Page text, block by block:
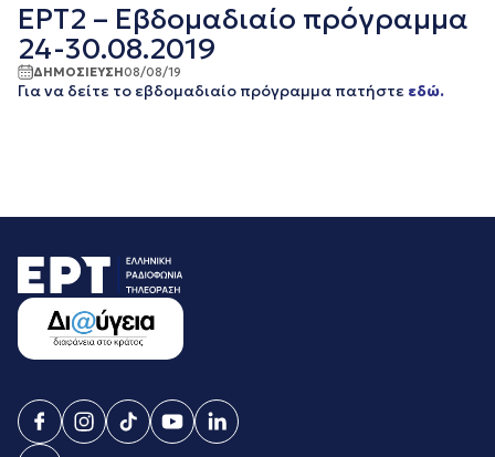
ΕΡΤ2 – Εβδομαδιαίο πρόγραμμα
24-30.08.2019
ΔΗΜΟΣΙΕΥΣΗ08/08/19
Για να δείτε το εβδομαδιαίο πρόγραμμα πατήστε εδώ.